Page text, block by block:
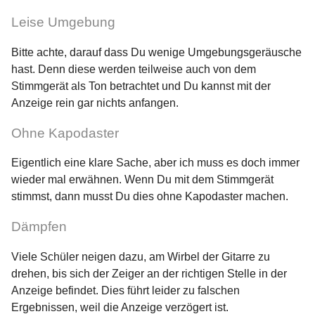
Leise Umgebung
Bitte achte, darauf dass Du wenige Umgebungsgeräusche
hast. Denn diese werden teilweise auch von dem
Stimmgerät als Ton betrachtet und Du kannst mit der
Anzeige rein gar nichts anfangen.
Ohne Kapodaster
Eigentlich eine klare Sache, aber ich muss es doch immer
wieder mal erwähnen. Wenn Du mit dem Stimmgerät
stimmst, dann musst Du dies ohne Kapodaster machen.
Dämpfen
Viele Schüler neigen dazu, am Wirbel der Gitarre zu
drehen, bis sich der Zeiger an der richtigen Stelle in der
Anzeige befindet. Dies führt leider zu falschen
Ergebnissen, weil die Anzeige verzögert ist.